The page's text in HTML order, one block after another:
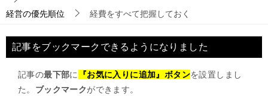
経営の優先順位 経費をすべて把握しておく
記事をブックマークできるようになりました
記事の最下部に 『お気に入りに追加』ボタンを設置しまし
た。 ブックマークができます。